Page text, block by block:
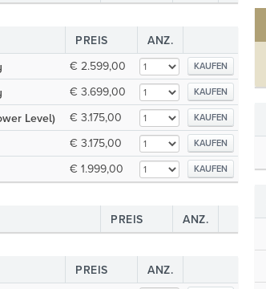
PREIS
ANZ.
€ 2.599,00 KAUFEN
€ 3.699,00 KAUFEN
Level) € 3.175,00 KAUFEN
€ 3.175,00 KAUFEN
€ 1.999,00 KAUFEN
PREIS ANZ.
PREIS
ANZ.